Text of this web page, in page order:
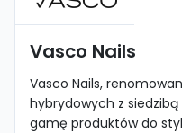
Vasco Nails
Vasco Nails,
hybrydowych z
gamę produktów do